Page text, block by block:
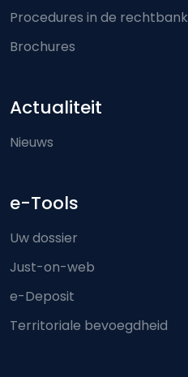
Procedures in de rechtbank
Brochures
Actualiteit
Nieuws
e-Tools
Uw dossier
Just-on-web
e-Deposit
Territoriale bevoegdheid